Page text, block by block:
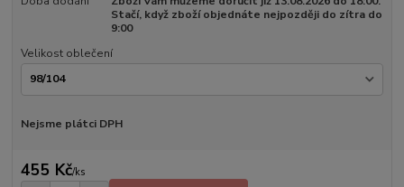
Stačí, když zboží objednáte nejpozději do zítra do
9:00
Velikost oblečení
Nejsme plátci DPH
455 Kč/ks